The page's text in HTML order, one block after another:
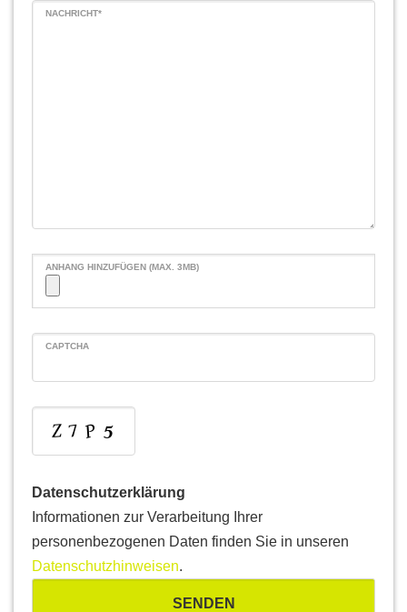
NACHRICHT*
ANHANG HINZUFÜGEN (MAX. 3MB)
CAPTCHA
Datenschutzerklärung
Informationen zur Verarbeitung Ihrer
personenbezogenen Daten finden Sie in unseren
Datenschutzhinweisen.